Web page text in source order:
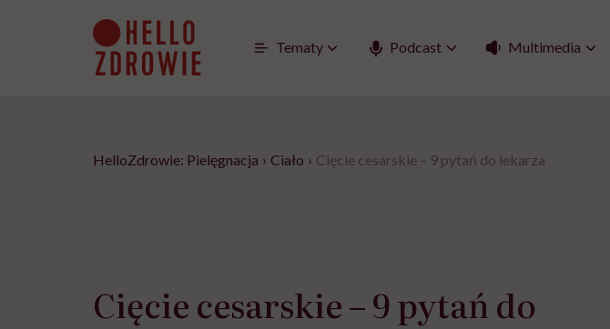
Tematy Podcast Multimedia
HelloZdrowie: Pielęgnacja › Ciało › Cięcie cesarskie – 9 pytań do lekarza
Cięcie cesarskie – 9 pytań do